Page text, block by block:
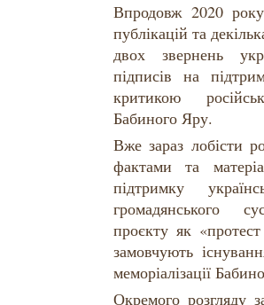
Впродовж 2020
публікацій та
двох звернень
підписів на
критикою
Бабиного Яру.
Вже зараз лобісти
фактами та
підтримку
громадянського
проєкту як
замовчують
меморіалізації
Окремого розгляду